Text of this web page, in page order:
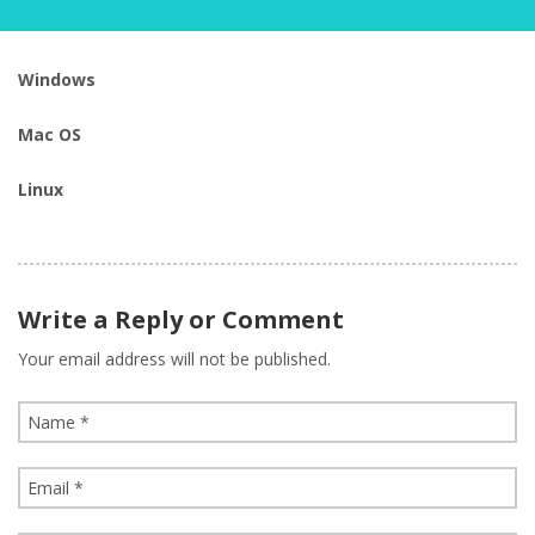
Windows
Mac OS
Linux
Write a Reply or Comment
Your email address will not be published.